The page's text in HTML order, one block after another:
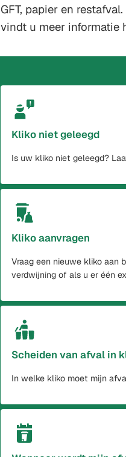
GFT, papier en
vindt u meer informatie
Kliko niet geleegd
Is uw kliko niet geleegd?
Kliko aanvragen
Vraag een nieuwe kliko aan
verdwijning of als u er één
Scheiden van afval in
In welke kliko moet mijn